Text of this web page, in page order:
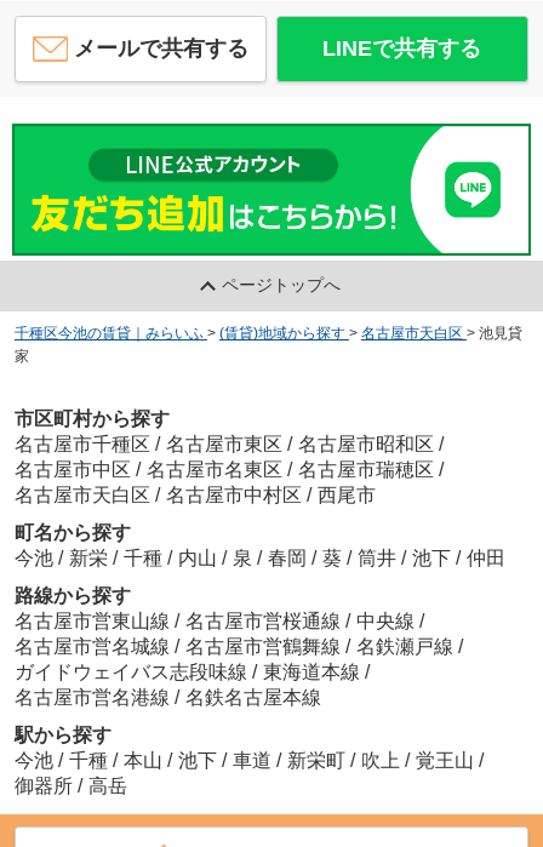
メールで共有する LINEで共有する
ページトップへ
千種区今池の賃貸｜みらいふ > (賃貸)地域から探す > 名古屋市天白区 > 池見貸
家
市区町村から探す
名古屋市千種区 / 名古屋市東区 / 名古屋市昭和区 /
名古屋市中区 / 名古屋市名東区 / 名古屋市瑞穂区 /
名古屋市天白区 / 名古屋市中村区 / 西尾市
町名から探す
今池 / 新栄 / 千種 / 内山 / 泉 / 春岡 / 葵 / 筒井 / 池下 / 仲田
路線から探す
名古屋市営東山線 / 名古屋市営桜通線 / 中央線 /
名古屋市営名城線 / 名古屋市営鶴舞線 / 名鉄瀬戸線 /
ガイドウェイバス志段味線 / 東海道本線 /
名古屋市営名港線 / 名鉄名古屋本線
駅から探す
今池 / 千種 / 本山 / 池下 / 車道 / 新栄町 / 吹上 / 覚王山 /
御器所 / 高岳